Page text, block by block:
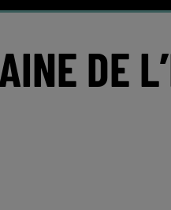
DE